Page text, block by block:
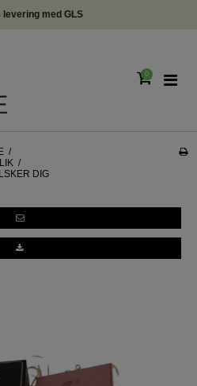
info@hngavekurve.dk - Tlf.
0
/
/
DIG